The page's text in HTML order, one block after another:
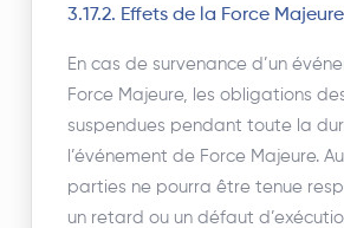
3.17.2. Effets de la Force Majeure
En cas de survenance d’un
Force Majeure, les obligations
suspendues pendant toute la
l’événement de Force Majeure.
parties ne pourra être tenue
un retard ou un défaut